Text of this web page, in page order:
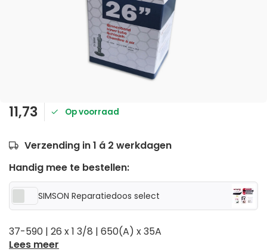
11,73 Op voorraad
Verzending in 1 á 2 werkdagen
Handig mee te bestellen:
SIMSON Reparatiedoos select
37-590 | 26 x 1 3/8 | 650(A) x 35A
Lees meer